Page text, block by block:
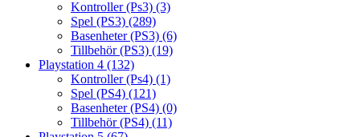
Kontroller (Ps3) (3)
Spel (PS3) (289)
Basenheter (PS3) (6)
Tillbehör (PS3) (19)
Playstation 4 (132)
Kontroller (Ps4) (1)
Spel (PS4) (121)
Basenheter (PS4) (0)
Tillbehör (PS4) (11)